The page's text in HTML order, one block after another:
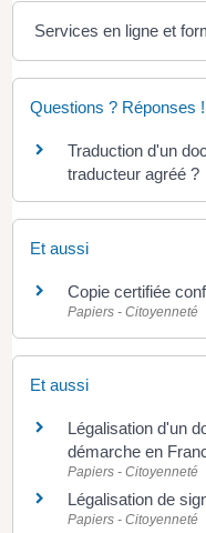
Services en ligne et
Questions ? Réponses !
Traduction d'un
traducteur agréé ?
Et aussi
Copie certifiée
Papiers - Citoyenneté
Et aussi
Légalisation d'un
démarche en
Papiers - Citoyenneté
Légalisation de
Papiers - Citoyenneté